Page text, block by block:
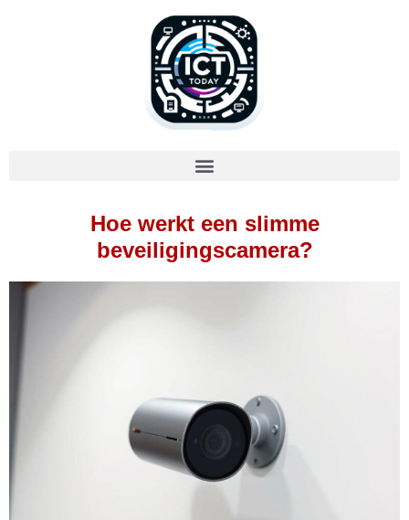
Hoe werkt een slimme
beveiligingscamera?